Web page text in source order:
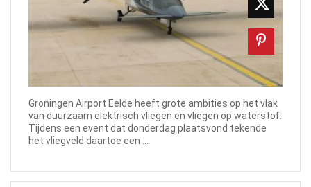
Groningen Airport Eelde heeft grote ambities op het vlak
van duurzaam elektrisch vliegen en vliegen op waterstof.
Tijdens een event dat donderdag plaatsvond tekende
het vliegveld daartoe een ...